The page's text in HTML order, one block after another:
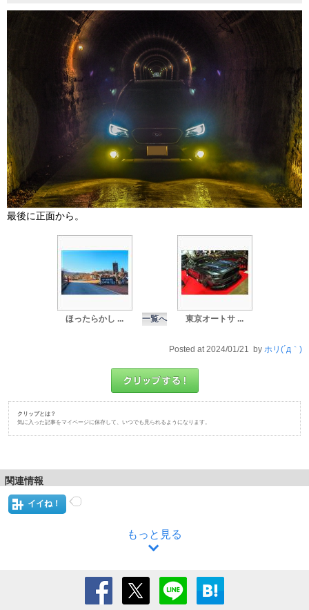
最後に正面から。
ほったらかし ... 一覧へ 東京オートサ ...
Posted at 2024/01/21 by ホリ(´д｀)
クリップとは？
気に入った記事をマイページに保存して、いつでも見られるようになります。
関連情報
イイね！
もっと見る